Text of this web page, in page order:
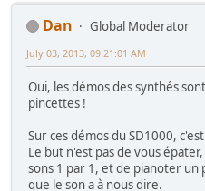
Dan
Global Moderator
July 03, 2013, 09:21:01 AM
Oui, les démos des synthés
pincettes !
Sur ces démos du SD1000,
Le but n'est pas de vous
sons 1 par 1, et de pianoter
que le son a à nous dire.